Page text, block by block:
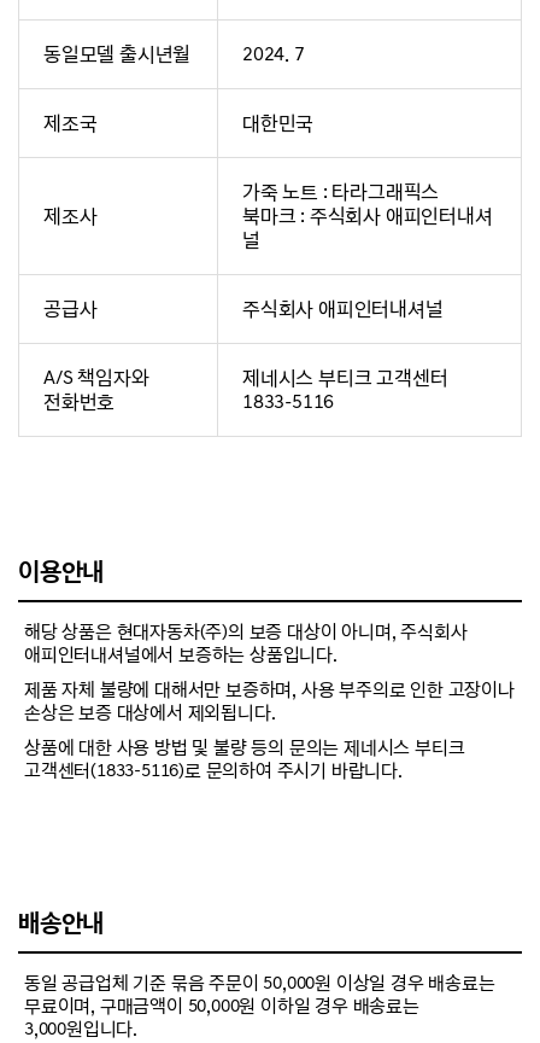
동일모델 출시년월 2024. 7
제조국 대한민국
제조사
가죽 노트 : 타라그래픽스
북마크 : 주식회사 애피인터내셔
널
공급사 주식회사 애피인터내셔널
A/S 책임자와
전화번호
제네시스 부티크 고객센터
1833-5116
이용안내
해당 상품은 현대자동차(주)의 보증 대상이 아니며, 주식회사
애피인터내셔널에서 보증하는 상품입니다.
제품 자체 불량에 대해서만 보증하며, 사용 부주의로 인한 고장이나
손상은 보증 대상에서 제외됩니다.
상품에 대한 사용 방법 및 불량 등의 문의는 제네시스 부티크
고객센터(1833-5116)로 문의하여 주시기 바랍니다.
배송안내
동일 공급업체 기준 묶음 주문이 50,000원 이상일 경우 배송료는
무료이며, 구매금액이 50,000원 이하일 경우 배송료는
3,000원입니다.